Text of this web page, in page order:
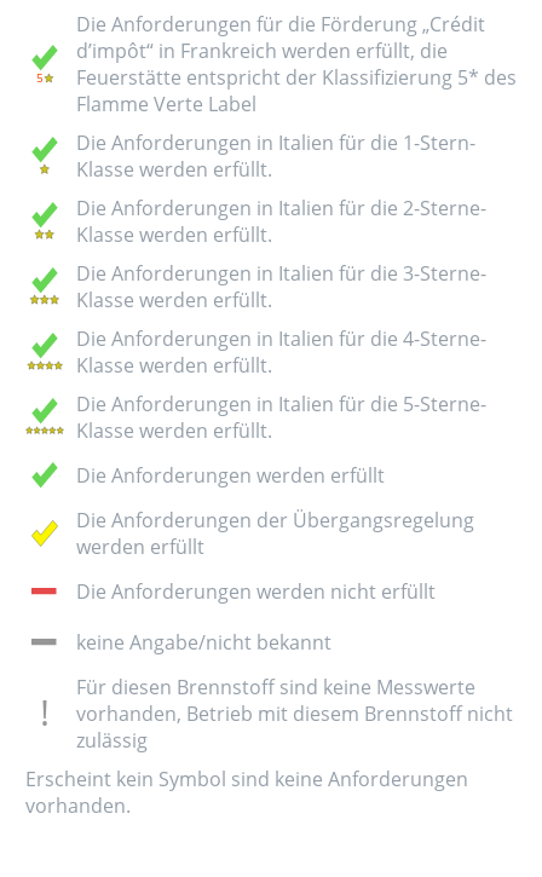
Die Anforderungen für die Förderung „Crédit
d’impôt“ in Frankreich werden erfüllt, die
Feuerstätte entspricht der Klassifizierung 5* des
Flamme Verte Label
Die Anforderungen in Italien für die 1-Stern-
Klasse werden erfüllt.
Die Anforderungen in Italien für die 2-Sterne-
Klasse werden erfüllt.
Die Anforderungen in Italien für die 3-Sterne-
Klasse werden erfüllt.
Die Anforderungen in Italien für die 4-Sterne-
Klasse werden erfüllt.
Die Anforderungen in Italien für die 5-Sterne-
Klasse werden erfüllt.
Die Anforderungen werden erfüllt
Die Anforderungen der Übergangsregelung
werden erfüllt
Die Anforderungen werden nicht erfüllt
keine Angabe/nicht bekannt
Für diesen Brennstoff sind keine Messwerte
vorhanden, Betrieb mit diesem Brennstoff nicht
zulässig
Erscheint kein Symbol sind keine Anforderungen
vorhanden.